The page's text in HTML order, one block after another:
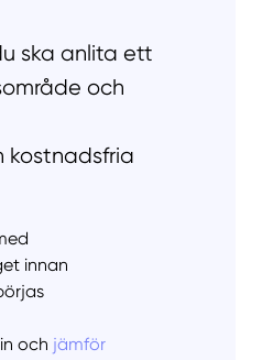
ska anlita ett
och
kostnadsfria
innan
och jämför